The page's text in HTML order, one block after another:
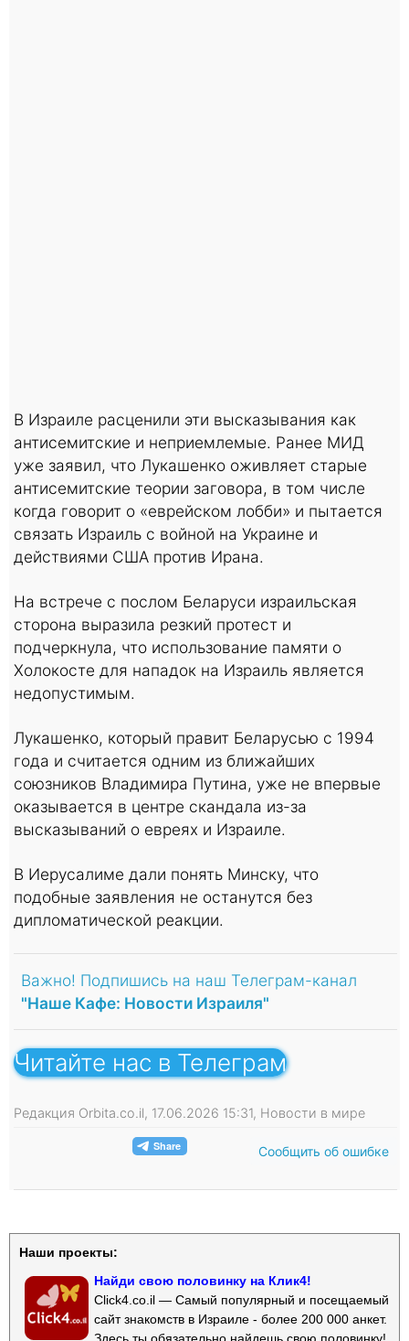
В Израиле расценили эти высказывания как
антисемитские и неприемлемые. Ранее МИД
уже заявил, что Лукашенко оживляет старые
антисемитские теории заговора, в том числе
когда говорит о «еврейском лобби» и пытается
связать Израиль с войной на Украине и
действиями США против Ирана.
На встрече с послом Беларуси израильская
сторона выразила резкий протест и
подчеркнула, что использование памяти о
Холокосте для нападок на Израиль является
недопустимым.
Лукашенко, который правит Беларусью с 1994
года и считается одним из ближайших
союзников Владимира Путина, уже не впервые
оказывается в центре скандала из-за
высказываний о евреях и Израиле.
В Иерусалиме дали понять Минску, что
подобные заявления не останутся без
дипломатической реакции.
Важно! Подпишись на наш Телеграм-канал
"Наше Кафе: Новости Израиля"
Читайте нас в Телеграм
Редакция Orbita.co.il, 17.06.2026 15:31, Новости в мире
Сообщить об ошибке
Наши проекты:
Найди свою половинку на Клик4!
Click4.co.il — Самый популярный и посещаемый
сайт знакомств в Израиле - более 200 000 анкет.